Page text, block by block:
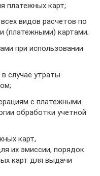
платежных карт;
видов расчетов по
(платежными) картами;
при использовании
случае утраты
с платежными
обработки учетной
карт,
их эмиссии, порядок
карт для выдачи